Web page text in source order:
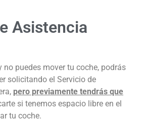
Asistencia
no puedes mover tu coche, podrás
solicitando el Servicio de
pero previamente tendrás que
si tenemos espacio libre en el
tu coche.